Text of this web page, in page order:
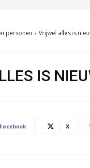
personen Vrijwel alles is
IS
Facebook X